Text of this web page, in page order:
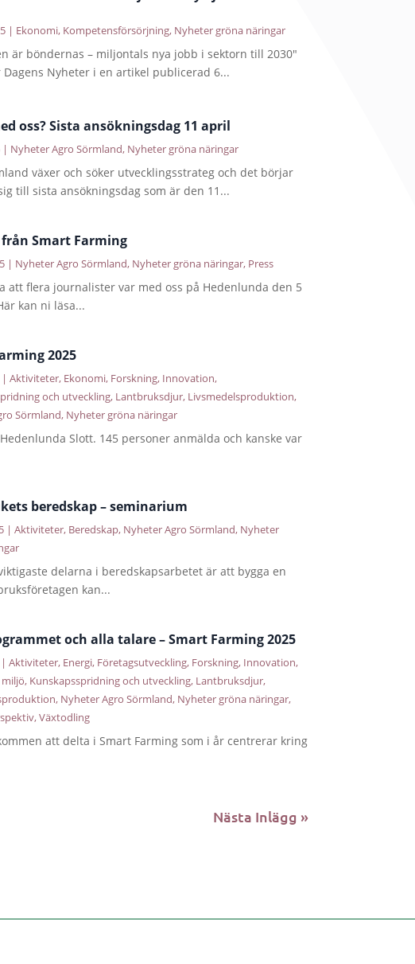
| Ekonomi, Kompetensförsörjning, Nyheter gröna näringar
är böndernas – miljontals nya jobb i sektorn till 2030"
Dagens Nyheter i en artikel publicerad 6...
oss? Sista ansökningsdag 11 april
| Nyheter Agro Sörmland, Nyheter gröna näringar
växer och söker utvecklingsstrateg och det börjar
till sista ansökningsdag som är den 11...
Smart Farming
| Nyheter Agro Sörmland, Nyheter gröna näringar, Press
att flera journalister var med oss på Hedenlunda den 5
kan ni läsa...
2025
|Aktiviteter, Ekonomi, Forskning, Innovation,
och utveckling, Lantbruksdjur, Livsmedelsproduktion,
Sörmland, Nyheter gröna näringar
Slott. 145 personer anmälda och kanske var
beredskap – seminarium
|Aktiviteter, Beredskap, Nyheter Agro Sörmland, Nyheter
delarna i beredskapsarbetet är att bygga en
kan...
och alla talare – Smart Farming 2025
|Aktiviteter, Energi, Företagsutveckling, Forskning, Innovation,
miljö, Kunskapsspridning och utveckling, Lantbruksdjur,
, Nyheter Agro Sörmland, Nyheter gröna näringar,
,Växtodling
att delta i Smart Farming som i år centrerar kring
Nästa Inlägg »